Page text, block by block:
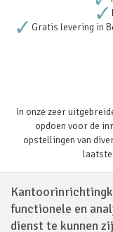
functionele en
dienst te kunnen
Gratis levering in
In onze zeer
opdoen voor de
opstellingen van